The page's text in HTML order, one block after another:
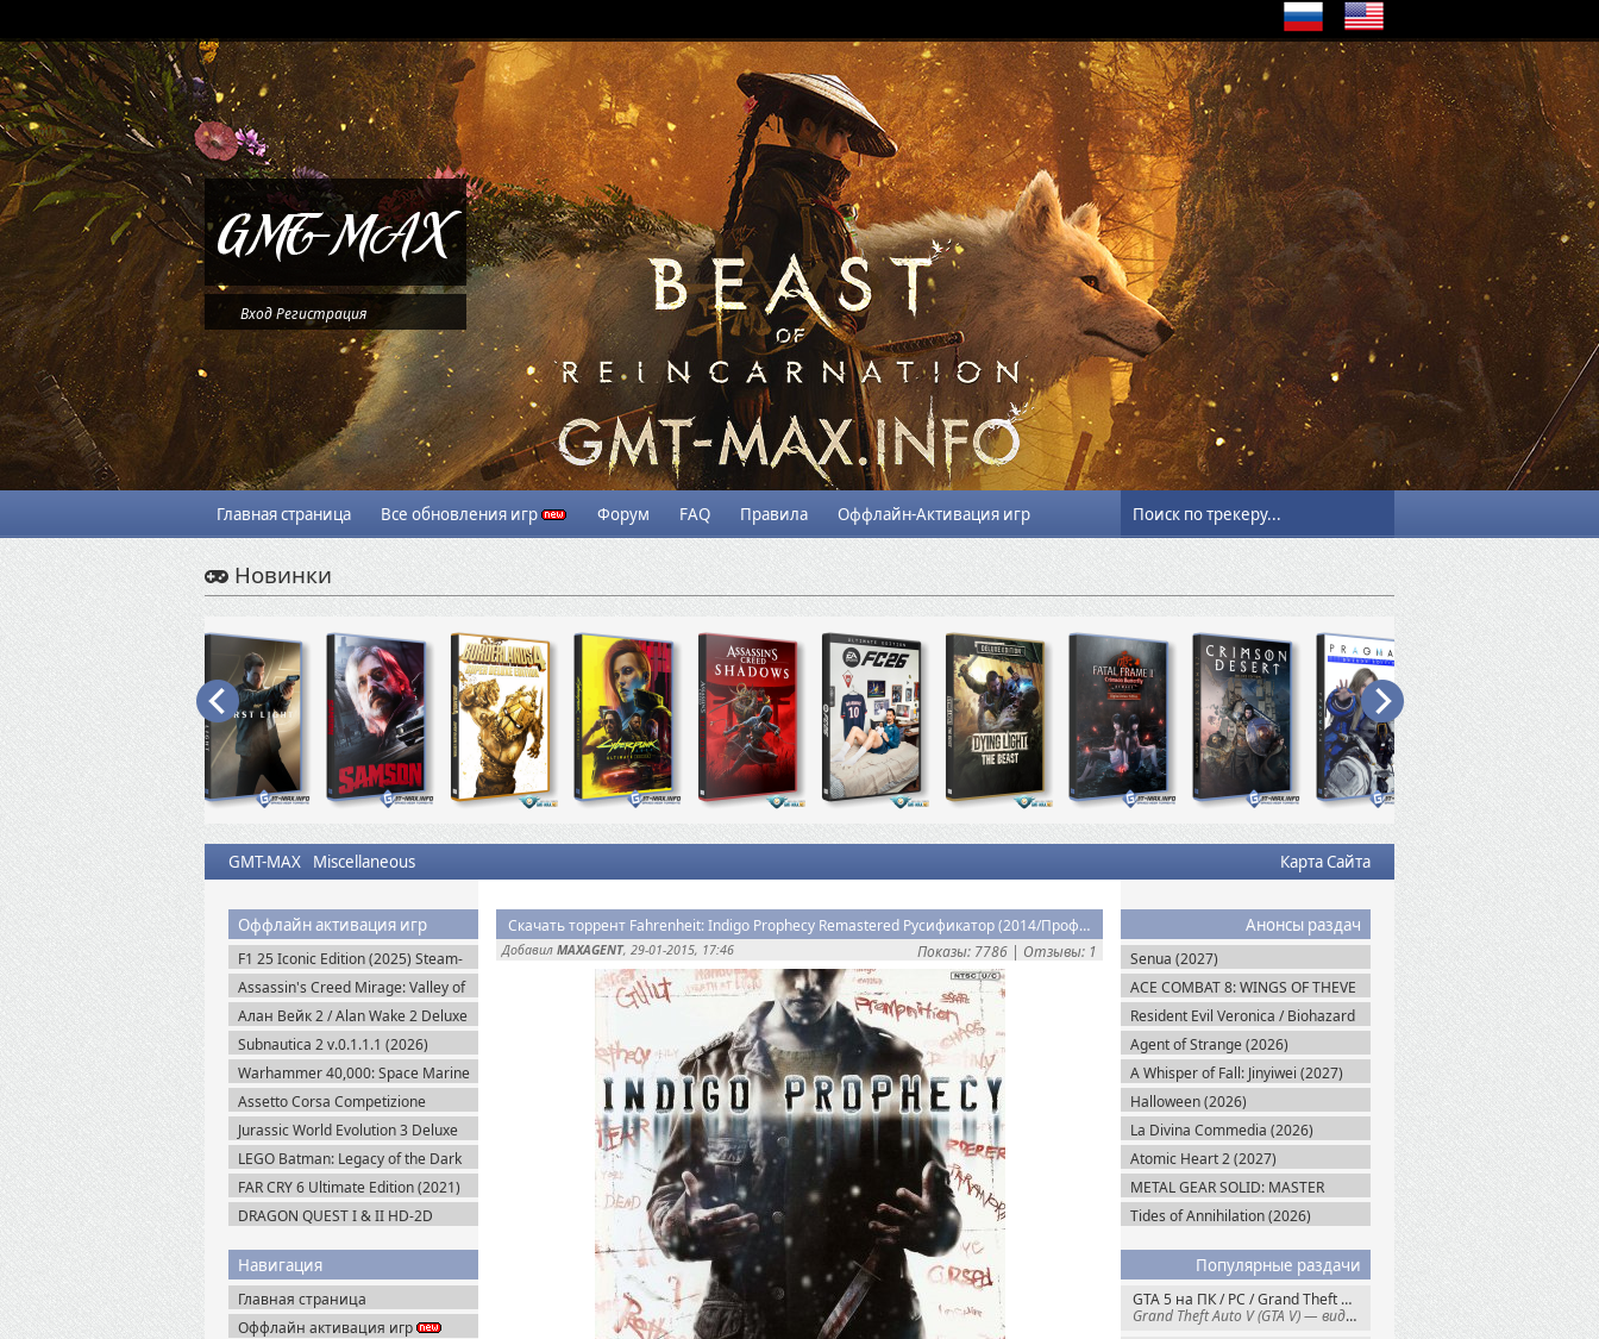
ВходРегистрация
Главная страница Все обновления игр Форум FAQ Правила Оффлайн-Активация игр
Новинки
GMT-MAX Miscellaneous Карта Сайта
Анонсы раздач
Senua (2027)
ACE COMBAT 8: WINGS OF THEVE
(2026)
Resident Evil Veronica / Biohazard
RE: Veronica (2027)
Agent of Strange (2026)
A Whisper of Fall: Jinyiwei (2027)
Halloween (2026)
La Divina Commedia (2026)
Atomic Heart 2 (2027)
METAL GEAR SOLID: MASTER
COLLECTION Vol.2 (2026)
Tides of Annihilation (2026)
Популярные раздачи
GTA 5 на ПК / PC / Grand Theft Auto V: Premium Edition (2015) Steam-Rip
Grand Theft Auto V (GTA V) — видеоигра из
Оффлайн активация игр
F1 25 Iconic Edition (2025) Steam-
Rip
Assassin's Creed Mirage: Valley of
Memory v.1.1.1 + Все DLC (2025)
Portable
Алан Вейк 2 / Alan Wake 2 Deluxe
Edition v.1.2.8 + DLC (2023)
Пиратка
Subnautica 2 v.0.1.1.1 (2026)
Пиратка
Warhammer 40,000: Space Marine
2 v.13.1.0.1 + Все DLC (2024)
Пиратка
Assetto Corsa Competizione
v.1.10.3 + Все DLC (2019) Пиратка
Jurassic World Evolution 3 Deluxe
Edition (2025) Steam-Rip
LEGO Batman: Legacy of the Dark
Knight / ЛЕГО Бэтмен: Наследие
Тёмного Рыцаря (2026) Portable
FAR CRY 6 Ultimate Edition (2021)
Uplay-Rip
DRAGON QUEST I & II HD-2D
Пиратка
Навигация
Главная страница
Оффлайн активация игр
Скачать торрент Fahrenheit: Indigo Prophecy Remastered Русификатор (2014/Профессиональный/Текст + Звук)
Показы: 7786 | Отзывы: 1
Добавил MAXAGENT, 29-01-2015, 17:46